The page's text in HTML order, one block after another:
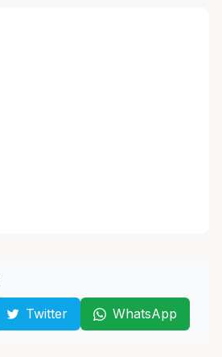
Twitter WhatsApp